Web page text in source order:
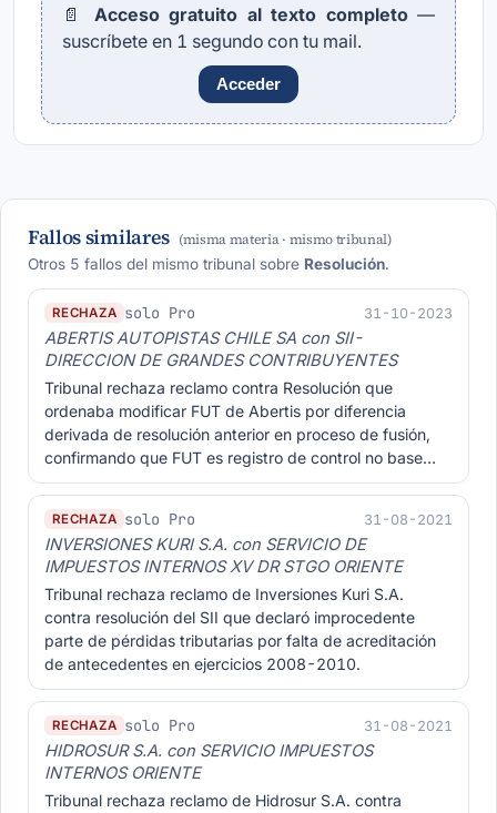
📄 Acceso gratuito al texto completo—
suscríbete en 1 segundo con tu mail.
Acceder
Fallos similares (misma materia · mismo tribunal)
Otros 5 fallos del mismo tribunal sobre Resolución.
RECHAZA solo Pro 31-10-2023
ABERTIS AUTOPISTAS CHILE SA con SII-
DIRECCION DE GRANDES CONTRIBUYENTES
Tribunal rechaza reclamo contra Resolución que
ordenaba modificar FUT de Abertis por diferencia
derivada de resolución anterior en proceso de fusión,
confirmando que FUT es registro de control no base…
RECHAZA solo Pro 31-08-2021
INVERSIONES KURI S.A. con SERVICIO DE
IMPUESTOS INTERNOS XV DR STGO ORIENTE
Tribunal rechaza reclamo de Inversiones Kuri S.A.
contra resolución del SII que declaró improcedente
parte de pérdidas tributarias por falta de acreditación
de antecedentes en ejercicios 2008-2010.
RECHAZA solo Pro 31-08-2021
HIDROSUR S.A. con SERVICIO IMPUESTOS
INTERNOS ORIENTE
Tribunal rechaza reclamo de Hidrosur S.A. contra